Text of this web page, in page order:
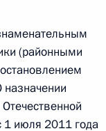
(районными
июля 2011 года